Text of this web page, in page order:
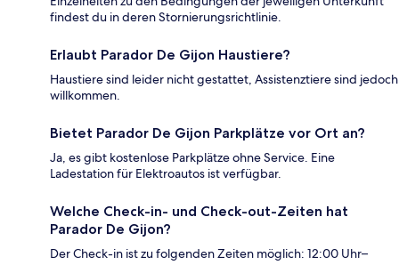
findest du in deren Stornierungsrichtlinie.
Erlaubt Parador De Gijon Haustiere?
Haustiere sind leider nicht gestattet, Assistenztiere sind jedoch
willkommen.
Bietet Parador De Gijon Parkplätze vor Ort an?
Ja, es gibt kostenlose Parkplätze ohne Service. Eine
Ladestation für Elektroautos ist verfügbar.
Welche Check-in- und Check-out-Zeiten hat
Parador De Gijon?
Der Check-in ist zu folgenden Zeiten möglich: 12:00 Uhr–